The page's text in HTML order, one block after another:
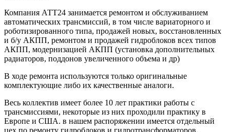
Компания АТТ24 занимается ремонтом и обслуживанием
автоматических трансмиссий, в том числе вариаторного и
роботизированного типа, продажей новых, восстановленных
и б/у АКПП, ремонтом и продажей гидроблоков всех типов
АКПП, модернизацией АКПП (установкa дополнительных
радиаторов, поддонов увеличенного объема и др)
В ходе ремонта используются только оригинальные
комплектующие либо их качественные аналоги.
Весь коллектив имеет более 10 лет практики работы с
трансмиссиями, некоторые из них проходили практику в
Европе и США. в нашем распоряжении имеется отдельный
цех по ремонту гидроблоков и гидротрансформаторов.